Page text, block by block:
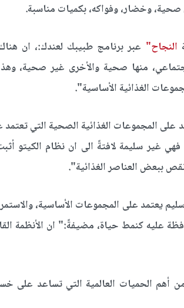
صحية، وخضار، وفواكه، بكميات مناسبة.
النجاح" عبر برنامج طبيبك لعندك:، ان
منها صحية والأخرى غير صحية،
الغذائية الأساسية".
على المجموعات الغذائية الصحية التي
غير سليمة لافتةً الى ان نظام الكيتو
نقص ببعض العناصر الغذائية".
يعتمد على المجموعات الأساسية،
عليه كنمط حياة، مضيفةً:" ان الأنظمة
الحميات العالمية التي تساعد على